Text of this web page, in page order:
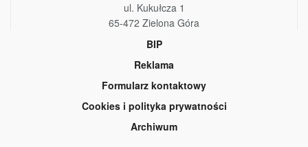
ul. Kukułcza 1
65-472 Zielona Góra
BIP
Reklama
Formularz kontaktowy
Cookies i polityka prywatności
Archiwum